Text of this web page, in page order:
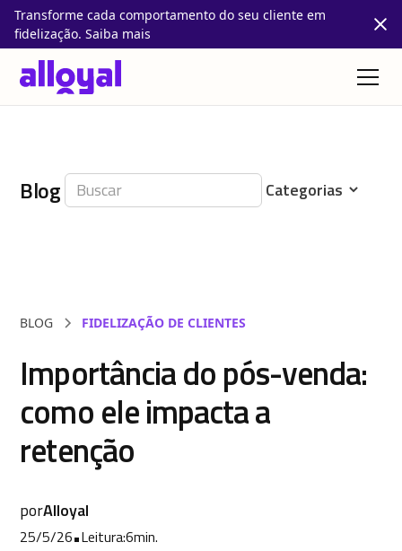
Transforme cada comportamento do seu cliente em
fidelização. Saiba mais
Blog
BLOG FIDELIZAÇÃO DE CLIENTES
Importância do pós-venda:
como ele impacta a
retenção
porAlloyal
25/5/26•Leitura:6min.